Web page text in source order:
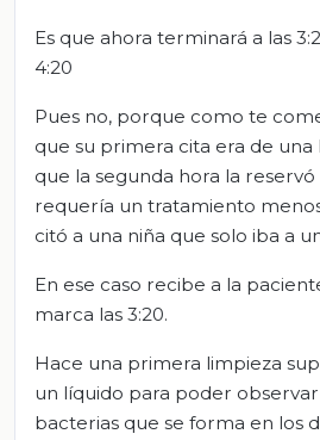
Es que ahora terminará a las
4:20
Pues no, porque como te
que su primera cita era de
que la segunda hora la
requería un tratamiento
citó a una niña que solo iba a
En ese caso recibe a la
marca las 3:20.
Hace una primera limpieza
un líquido para poder observar
bacterias que se forma en los